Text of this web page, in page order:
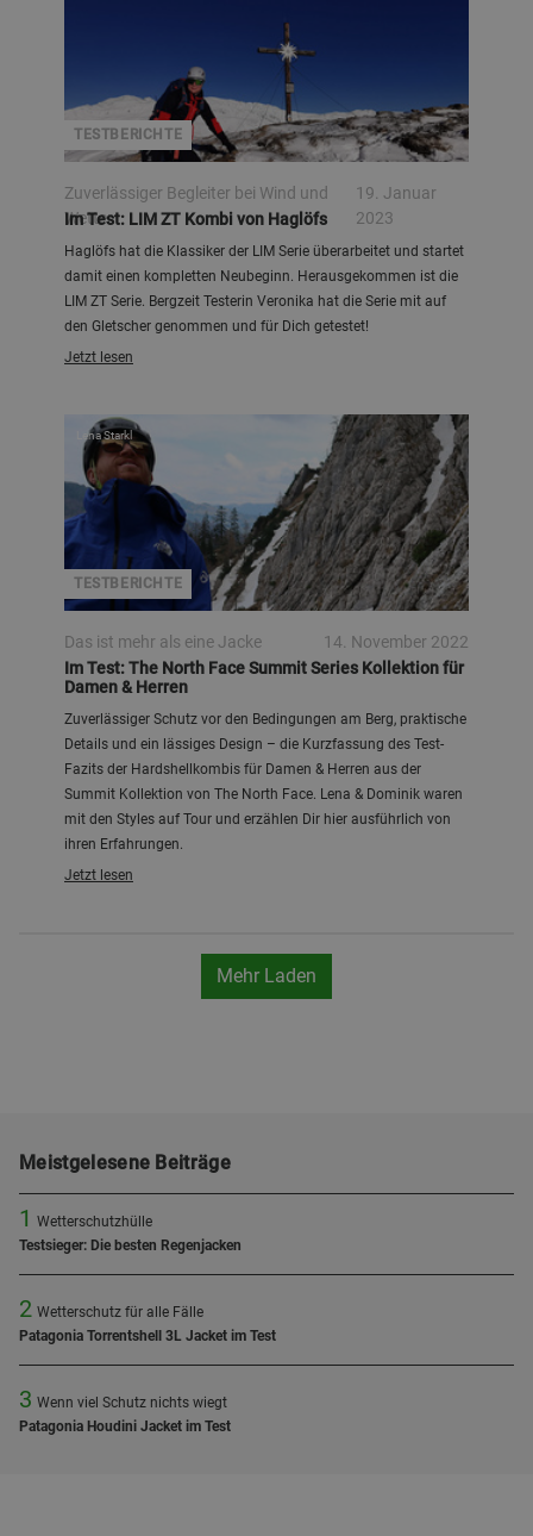
TESTBERICHTE
Zuverlässiger Begleiter bei Wind und
Wetter
19. Januar
2023
Im Test: LIM ZT Kombi von Haglöfs
Haglöfs hat die Klassiker der LIM Serie überarbeitet und startet
damit einen kompletten Neubeginn. Herausgekommen ist die
LIM ZT Serie. Bergzeit Testerin Veronika hat die Serie mit auf
den Gletscher genommen und für Dich getestet!
Jetzt lesen
TESTBERICHTE
Lena Starkl
Das ist mehr als eine Jacke
14. November 2022
Im Test: The North Face Summit Series Kollektion für
Damen & Herren
Zuverlässiger Schutz vor den Bedingungen am Berg, praktische
Details und ein lässiges Design – die Kurzfassung des Test-
Fazits der Hardshellkombis für Damen & Herren aus der
Summit Kollektion von The North Face. Lena & Dominik waren
mit den Styles auf Tour und erzählen Dir hier ausführlich von
ihren Erfahrungen.
Jetzt lesen
Mehr Laden
Meistgelesene Beiträge
1 Wetterschutzhülle
Testsieger: Die besten Regenjacken
2 Wetterschutz für alle Fälle
Patagonia Torrentshell 3L Jacket im Test
3 Wenn viel Schutz nichts wiegt
Patagonia Houdini Jacket im Test